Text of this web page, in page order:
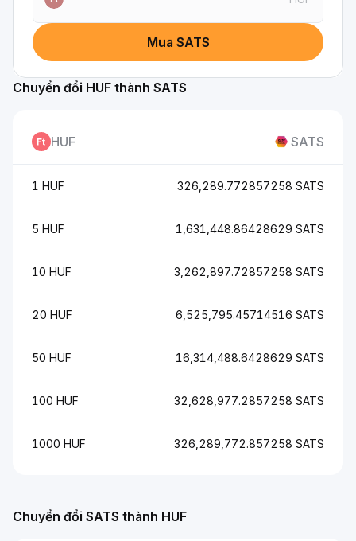
Mua SATS
Chuyển đổi SATS thành HUF
Chuyển đổi HUF thành SATS
HUF SATS
1 HUF 326,289.772857258 SATS
5 HUF 1,631,448.86428629 SATS
10 HUF 3,262,897.72857258 SATS
20 HUF 6,525,795.45714516 SATS
50 HUF 16,314,488.6428629 SATS
100 HUF 32,628,977.2857258 SATS
1000 HUF 326,289,772.857258 SATS